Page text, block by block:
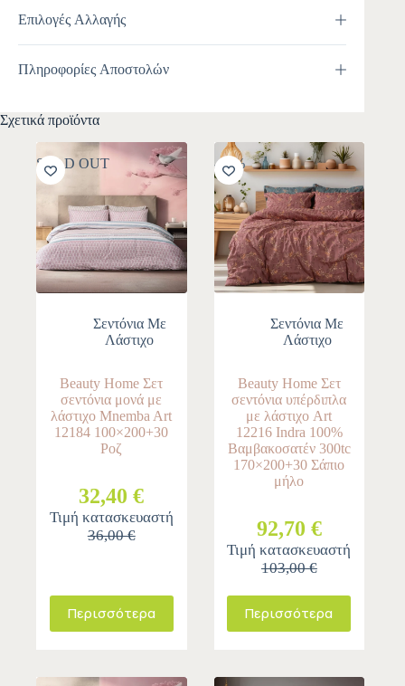
Επιλογές Αλλαγής
Πληροφορίες Αποστολών
Σχετικά προϊόντα
SOLD OUT
Σεντόνια Με
Λάστιχο
Beauty Home Σετ
σεντόνια μονά με
λάστιχο Mnemba Art
12184 100×200+30
Ροζ
32,40 €
Τιμή κατασκευαστή
36,00 €
Περισσότερα
-10%
Σεντόνια Με
Λάστιχο
Beauty Home Σετ
σεντόνια υπέρδιπλα
με λάστιχο Art
12216 Indra 100%
Βαμβακοσατέν 300tc
170×200+30 Σάπιο
μήλο
92,70 €
Τιμή κατασκευαστή
103,00 €
Περισσότερα